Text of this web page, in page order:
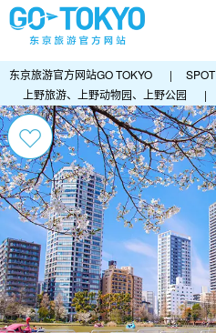
东京旅游官方网站GO TOKYO | SPOT
上野旅游、上野动物园、上野公园
|